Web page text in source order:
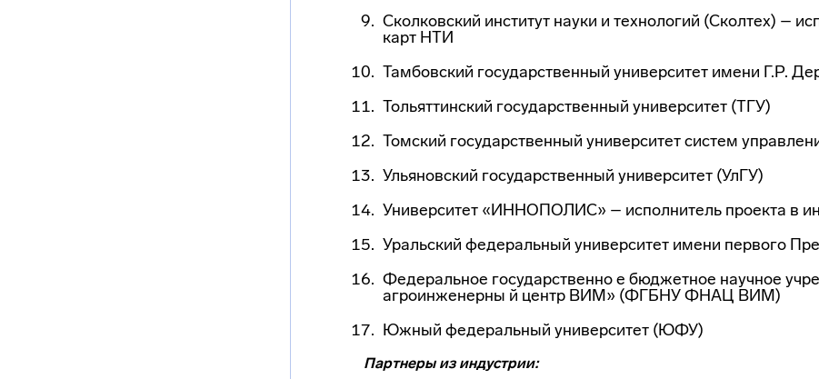
Сколковский институт науки и технологий (Сколтех) –
карт НТИ
Тамбовский государственный университет имени Г.Р.
Тольяттинский государственный университет (ТГУ)
Томский государственный университет систем
Ульяновский государственный университет (УлГУ)
Университет «ИННОПОЛИС» – исполнитель проекта в
Уральский федеральный университет имени первого
Федеральное государственно е бюджетное научное
агроинженерны й центр ВИМ» (ФГБНУ ФНАЦ ВИМ)
Южный федеральный университет (ЮФУ)
Партнеры из индустрии: